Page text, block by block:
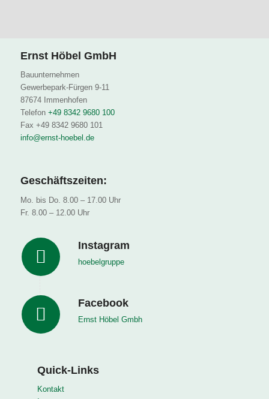
Ernst Höbel GmbH
Bauunternehmen
Gewerbepark-Fürgen 9-11
87674 Immenhofen
Telefon +49 8342 9680 100
Fax +49 8342 9680 101
info@ernst-hoebel.de
Geschäftszeiten:
Mo. bis Do. 8.00 – 17.00 Uhr
Fr. 8.00 – 12.00 Uhr
Instagram
hoebelgruppe
Facebook
Ernst Höbel Gmbh
Quick-Links
Kontakt